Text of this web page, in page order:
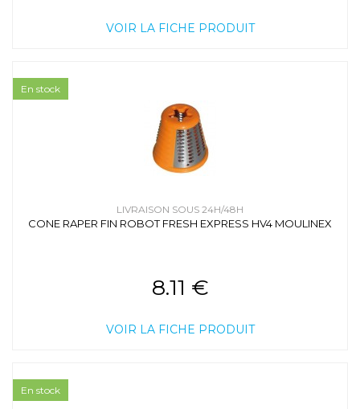
VOIR LA FICHE PRODUIT
LIVRAISON SOUS 24H/48H
CONE RAPER FIN ROBOT FRESH EXPRESS HV4 MOULINEX
8.11 €
VOIR LA FICHE PRODUIT
En stock
En stock